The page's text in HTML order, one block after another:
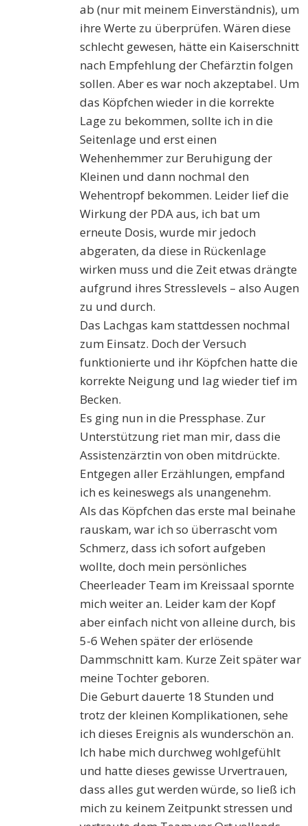
ab (nur mit meinem Einverständnis), um
ihre Werte zu überprüfen. Wären diese
schlecht gewesen, hätte ein Kaiserschnitt
nach Empfehlung der Chefärztin folgen
sollen. Aber es war noch akzeptabel. Um
das Köpfchen wieder in die korrekte
Lage zu bekommen, sollte ich in die
Seitenlage und erst einen
Wehenhemmer zur Beruhigung der
Kleinen und dann nochmal den
Wehentropf bekommen. Leider lief die
Wirkung der PDA aus, ich bat um
erneute Dosis, wurde mir jedoch
abgeraten, da diese in Rückenlage
wirken muss und die Zeit etwas drängte
aufgrund ihres Stresslevels – also Augen
zu und durch.
Das Lachgas kam stattdessen nochmal
zum Einsatz. Doch der Versuch
funktionierte und ihr Köpfchen hatte die
korrekte Neigung und lag wieder tief im
Becken.
Es ging nun in die Pressphase. Zur
Unterstützung riet man mir, dass die
Assistenzärztin von oben mitdrückte.
Entgegen aller Erzählungen, empfand
ich es keineswegs als unangenehm.
Als das Köpfchen das erste mal beinahe
rauskam, war ich so überrascht vom
Schmerz, dass ich sofort aufgeben
wollte, doch mein persönliches
Cheerleader Team im Kreissaal spornte
mich weiter an. Leider kam der Kopf
aber einfach nicht von alleine durch, bis
5-6 Wehen später der erlösende
Dammschnitt kam. Kurze Zeit später war
meine Tochter geboren.
Die Geburt dauerte 18 Stunden und
trotz der kleinen Komplikationen, sehe
ich dieses Ereignis als wunderschön an.
Ich habe mich durchweg wohlgefühlt
und hatte dieses gewisse Urvertrauen,
dass alles gut werden würde, so ließ ich
mich zu keinem Zeitpunkt stressen und